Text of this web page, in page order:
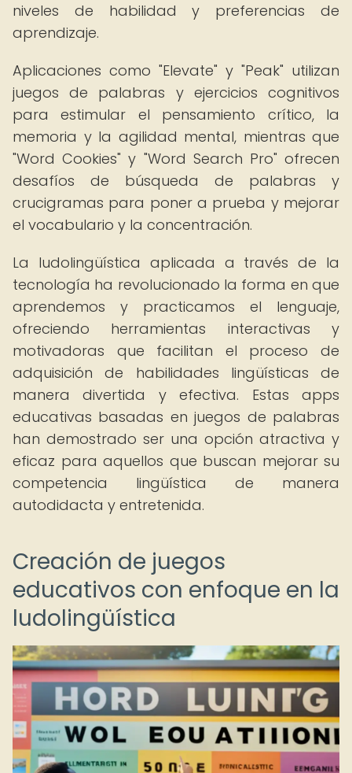
niveles de habilidad y preferencias de
aprendizaje.
Aplicaciones como "Elevate" y "Peak" utilizan
juegos de palabras y ejercicios cognitivos
para estimular el pensamiento crítico, la
memoria y la agilidad mental, mientras que
"Word Cookies" y "Word Search Pro" ofrecen
desafíos de búsqueda de palabras y
crucigramas para poner a prueba y mejorar
el vocabulario y la concentración.
La ludolingüística aplicada a través de la
tecnología ha revolucionado la forma en que
aprendemos y practicamos el lenguaje,
ofreciendo herramientas interactivas y
motivadoras que facilitan el proceso de
adquisición de habilidades lingüísticas de
manera divertida y efectiva. Estas apps
educativas basadas en juegos de palabras
han demostrado ser una opción atractiva y
eficaz para aquellos que buscan mejorar su
competencia lingüística de manera
autodidacta y entretenida.
Creación de juegos
educativos con enfoque en la
ludolingüística